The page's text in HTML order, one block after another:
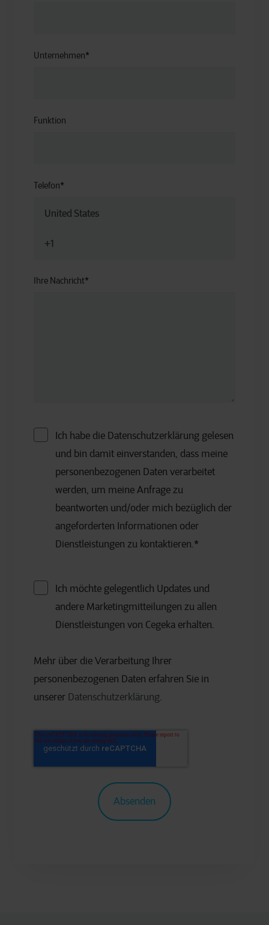
Unternehmen*
Funktion
Telefon*
Ihre Nachricht*
Ich habe die Datenschutzerklärung gelesen
und bin damit einverstanden, dass meine
personenbezogenen Daten verarbeitet
werden, um meine Anfrage zu
beantworten und/oder mich bezüglich der
angeforderten Informationen oder
Dienstleistungen zu kontaktieren.*
Ich möchte gelegentlich Updates und
andere Marketingmitteilungen zu allen
Dienstleistungen von Cegeka erhalten.
Mehr über die Verarbeitung Ihrer
personenbezogenen Daten erfahren Sie in
unserer Datenschutzerklärung.